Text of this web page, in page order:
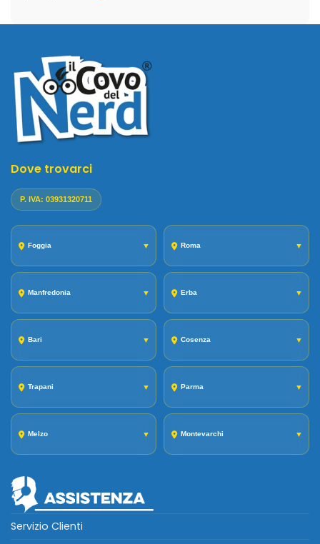
Dove trovarci
P. IVA: 03931320711
Foggia ▼ Roma ▼
Manfredonia ▼ Erba ▼
Bari ▼ Cosenza ▼
Trapani ▼ Parma ▼
Melzo ▼ Montevarchi ▼
Servizio Clienti